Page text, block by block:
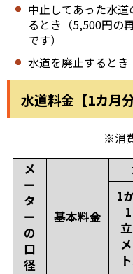
中止してあった水
るとき（5,500円の
です）
水道を廃止するとき
水道料金【1カ月分
※消
メ
ー
タ
ー
の
口
径
基本料金
1